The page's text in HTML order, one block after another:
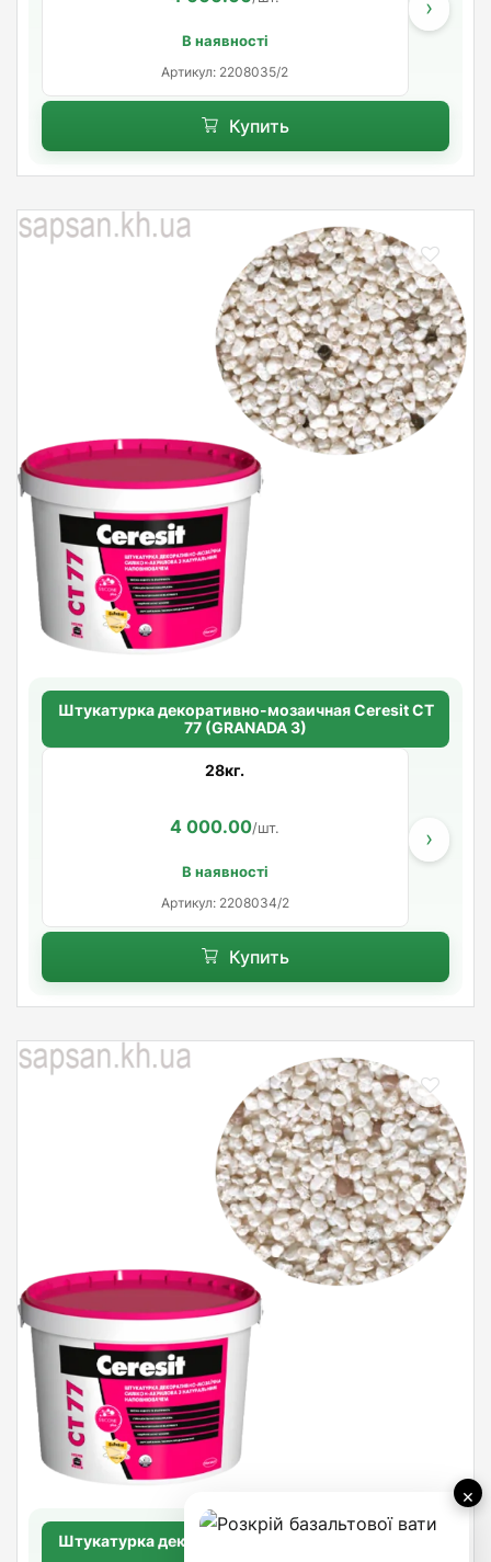
×
В наявності
Артикул: 2208035/2
›
Купить
Штукатурка декоративно-мозаичная Ceresit CT
77 (GRANADA 3)
28кг.
4 000.00/шт.
В наявності
Артикул: 2208034/2
›
Купить
Штукатурка декоративно-мозаичная Ceresit CT